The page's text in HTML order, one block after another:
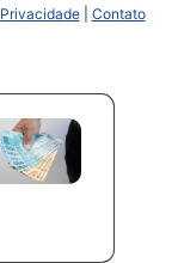
Privacidade| Contato